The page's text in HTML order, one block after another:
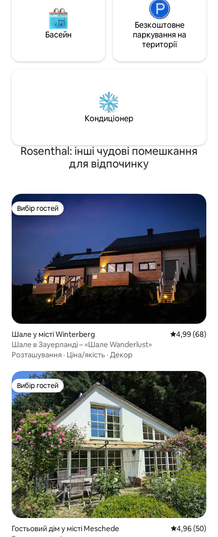
Басейн
Безкоштовне
паркування на
території
Кондиціонер
Rosenthal: інші чудові помешкання
для відпочинку
Вибір гостей
Вибір гостей
Шале у місті Winterberg Середня
4,99 (68)
Шале в Зауерланді – «Шале Wanderlust»
Розташування · Ціна/якість · Декор
Вибір гостей
Вибір гостей
Гостьовий дім у місті Meschede Середня
4,96 (50)